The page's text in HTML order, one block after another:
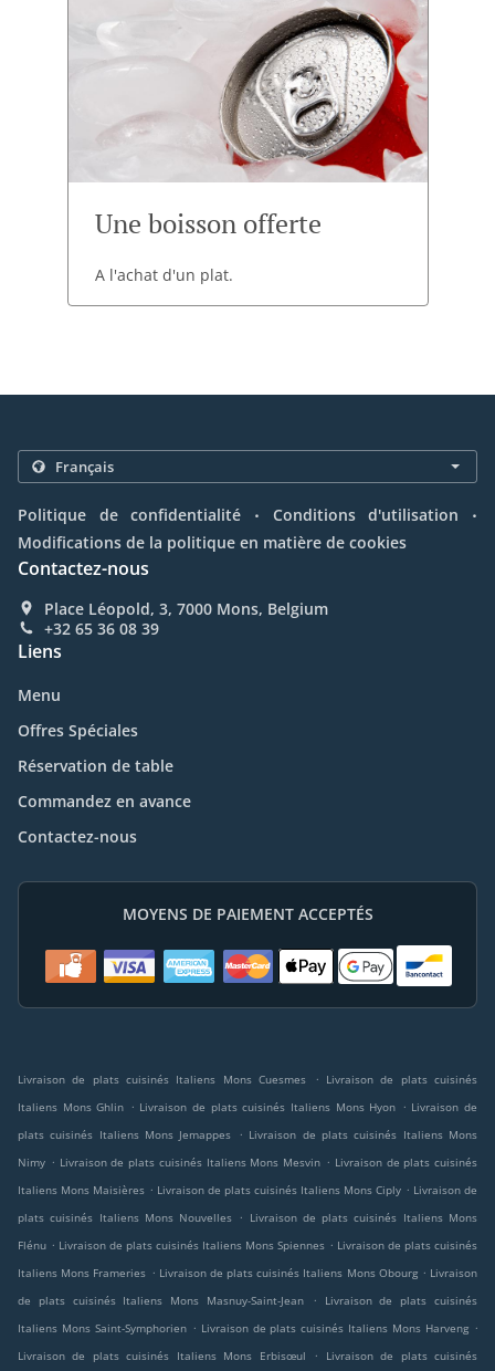
Une boisson offerte
A l'achat d'un plat.
Politique de confidentialité . Conditions d'utilisation .
Modifications de la politique en matière de cookies
Contactez-nous
Place Léopold, 3, 7000 Mons, Belgium
+32 65 36 08 39
Liens
Menu
Offres Spéciales
Réservation de table
Commandez en avance
Contactez-nous
MOYENS DE PAIEMENT ACCEPTÉS
Livraison de plats cuisinés Italiens Mons Cuesmes . Livraison de plats cuisinés
Italiens Mons Ghlin . Livraison de plats cuisinés Italiens Mons Hyon . Livraison de
plats cuisinés Italiens Mons Jemappes
. Livraison de plats cuisinés Italiens Mons
Nimy . Livraison de plats cuisinés Italiens Mons Mesvin . Livraison de plats cuisinés
Italiens Mons Maisières . Livraison de plats cuisinés Italiens Mons Ciply . Livraison de
plats cuisinés Italiens Mons Nouvelles . Livraison de plats cuisinés Italiens Mons
Flénu . Livraison de plats cuisinés Italiens Mons Spiennes . Livraison de plats cuisinés
Italiens Mons Frameries . Livraison de plats cuisinés Italiens Mons Obourg . Livraison
de plats cuisinés Italiens Mons Masnuy-Saint-Jean
.
Livraison de plats cuisinés
Italiens Mons Saint-Symphorien . Livraison de plats cuisinés Italiens Mons Harveng .
Livraison de plats cuisinés Italiens Mons Erbisœul
.
Livraison de plats cuisinés